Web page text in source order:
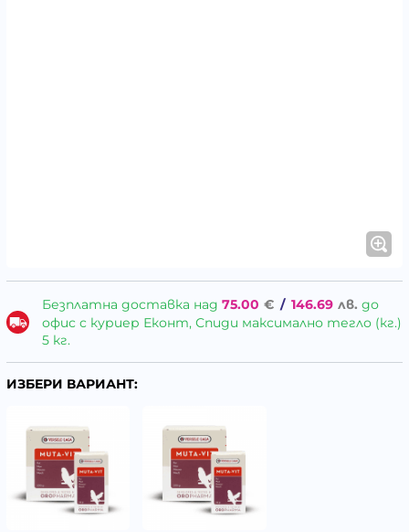
Безплатна доставка над 75.00 € / 146.69 лв. до
офис с куриер Еконт, Спиди максимално тегло (кг.)
5 кг.
ИЗБЕРИ ВАРИАНТ: